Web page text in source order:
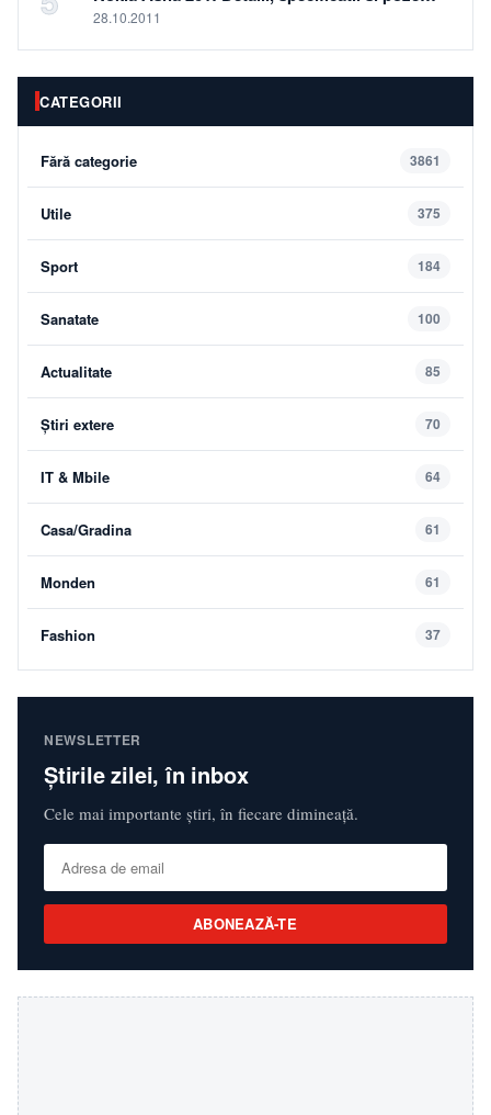
28.10.2011
CATEGORII
Fără categorie 3861
Utile 375
Sport 184
Sanatate 100
Actualitate 85
Știri extere 70
IT & Mbile 64
Casa/Gradina 61
Monden 61
Fashion 37
NEWSLETTER
Știrile zilei, în inbox
Cele mai importante știri, în fiecare dimineață.
ABONEAZĂ-TE